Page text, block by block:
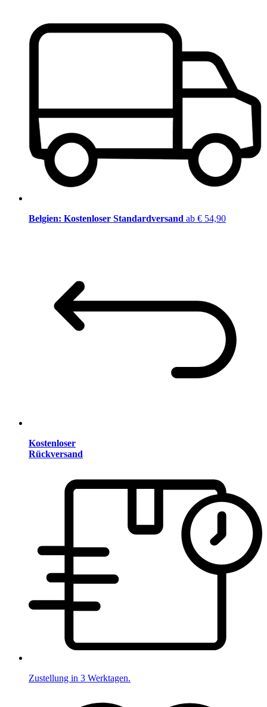
Belgien: Kostenloser Standardversand ab € 54,90
Kostenloser
Rückversand
Zustellung in 3 Werktagen.